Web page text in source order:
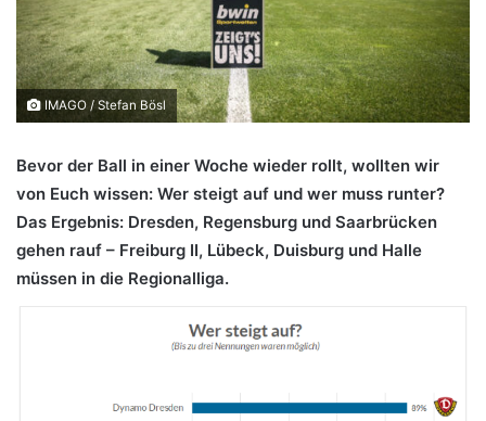
IMAGO / Stefan Bösl
Bevor der Ball in einer Woche wieder rollt, wollten wir
von Euch wissen: Wer steigt auf und wer muss runter?
Das Ergebnis: Dresden, Regensburg und Saarbrücken
gehen rauf – Freiburg II, Lübeck, Duisburg und Halle
müssen in die Regionalliga.